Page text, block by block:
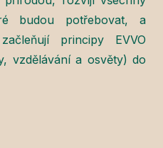
budou potřebovat, a
principy EVVO
vzdělávání a osvěty) do